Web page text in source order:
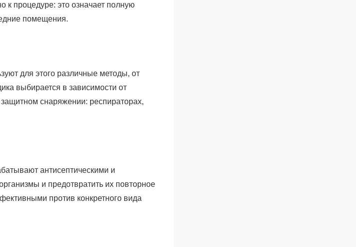
к процедуре: это означает полную
помещения.
для этого различные методы, от
выбирается в зависимости от
снаряжении: респираторах,
антисептическими и
и предотвратить их повторное
против конкретного вида